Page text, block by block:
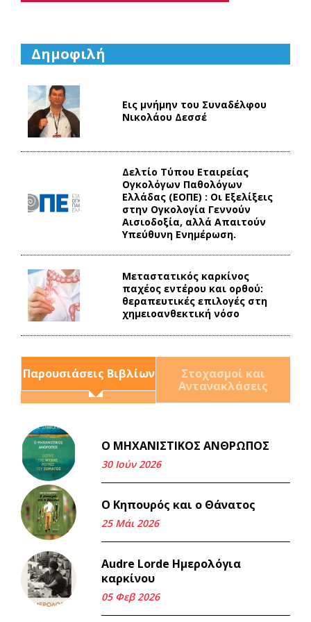
Δημοφιλή
Εις μνήμην του Συναδέλφου
Νικολάου Δεσσέ
Δελτίο Τύπου Eταιρείας
Ογκολόγων Παθολόγων
Ελλάδας (ΕΟΠΕ) : Οι Εξελίξεις
στην Ογκολογία Γεννούν
Αισιοδοξία, αλλά Απαιτούν
Υπεύθυνη Ενημέρωση.
Mεταστατικός καρκίνος
παχέος εντέρου και ορθού:
θεραπευτικές επιλογές στη
χημειοανθεκτική νόσο
Παρουσιάσεις Βιβλίων
Στοχασμοί και
Αντανακλάσεις
Ο ΜΗΧΑΝΙΣΤΙΚΟΣ ΑΝΘΡΩΠΟΣ
30 Ιούν 2026
Ο Κηπουρός και ο Θάνατος
25 Μάι 2026
Audre Lorde Ημερολόγια
καρκίνου
05 Φεβ 2026
Και τα λεφτά ξαναγυρίζουν
σε σένα.
Μνήμη Νίκου Μαλάμου
Iμάντες και μετα - πράτες
(βαποράκια) μέρος
δεύτερον, με τον τρόπο του